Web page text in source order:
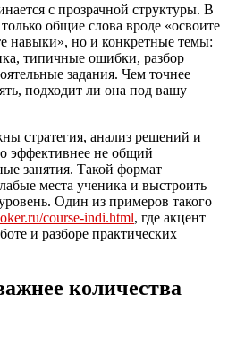
с прозрачной структуры. В
общие слова вроде «освоите
навыки», но и конкретные темы:
типичные ошибки, разбор
задания. Чем точнее
подходит ли она под вашу
стратегия, анализ решений и
эффективнее не общий
занятия. Такой формат
места ученика и выстроить
Один из примеров такого
course-indi.html, где акцент
и разборе практических
количества